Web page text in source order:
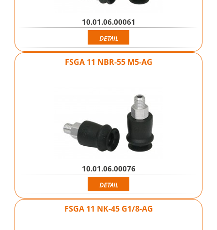
10.01.06.00061
DETAIL
FSGA 11 NBR-55 M5-AG
10.01.06.00076
DETAIL
FSGA 11 NK-45 G1/8-AG